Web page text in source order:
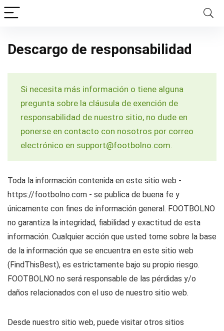
Descargo de responsabilidad
Si necesita más información o tiene alguna
pregunta sobre la cláusula de exención de
responsabilidad de nuestro sitio, no dude en
ponerse en contacto con nosotros por correo
electrónico en support@footbolno.com.
Toda la información contenida en este sitio web -
https://footbolno.com - se publica de buena fe y
únicamente con fines de información general. FOOTBOLNO
no garantiza la integridad, fiabilidad y exactitud de esta
información. Cualquier acción que usted tome sobre la base
de la información que se encuentra en este sitio web
(FindThisBest), es estrictamente bajo su propio riesgo.
FOOTBOLNO no será responsable de las pérdidas y/o
daños relacionados con el uso de nuestro sitio web.
Desde nuestro sitio web, puede visitar otros sitios